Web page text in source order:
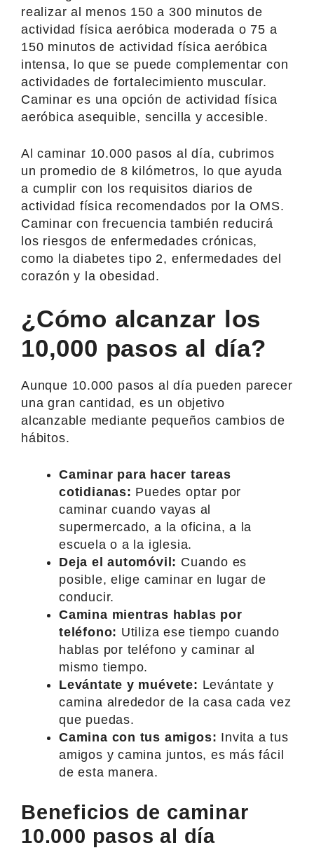
realizar al menos 150 a 300 minutos de
actividad física aeróbica moderada o 75 a
150 minutos de actividad física aeróbica
intensa, lo que se puede complementar con
actividades de fortalecimiento muscular.
Caminar es una opción de actividad física
aeróbica asequible, sencilla y accesible.
Al caminar 10.000 pasos al día, cubrimos
un promedio de 8 kilómetros, lo que ayuda
a cumplir con los requisitos diarios de
actividad física recomendados por la OMS.
Caminar con frecuencia también reducirá
los riesgos de enfermedades crónicas,
como la diabetes tipo 2, enfermedades del
corazón y la obesidad.
¿Cómo alcanzar los
10,000 pasos al día?
Aunque 10.000 pasos al día pueden parecer
una gran cantidad, es un objetivo
alcanzable mediante pequeños cambios de
hábitos.
Caminar para hacer tareas
cotidianas: Puedes optar por
caminar cuando vayas al
supermercado, a la oficina, a la
escuela o a la iglesia.
Deja el automóvil: Cuando es
posible, elige caminar en lugar de
conducir.
Camina mientras hablas por
teléfono: Utiliza ese tiempo cuando
hablas por teléfono y caminar al
mismo tiempo.
Levántate y muévete: Levántate y
camina alrededor de la casa cada vez
que puedas.
Camina con tus amigos: Invita a tus
amigos y camina juntos, es más fácil
de esta manera.
Beneficios de caminar
10.000 pasos al día